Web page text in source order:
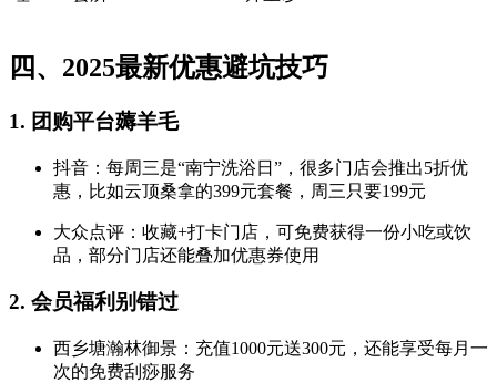
四、2025最新优惠避坑技巧
1. 团购平台薅羊毛
抖音：每周三是“南宁洗浴日”，很多门店会推出5折优
惠，比如云顶桑拿的399元套餐，周三只要199元
大众点评：收藏+打卡门店，可免费获得一份小吃或饮
品，部分门店还能叠加优惠券使用
2. 会员福利别错过
西乡塘瀚林御景：充值1000元送300元，还能享受每月一
次的免费刮痧服务